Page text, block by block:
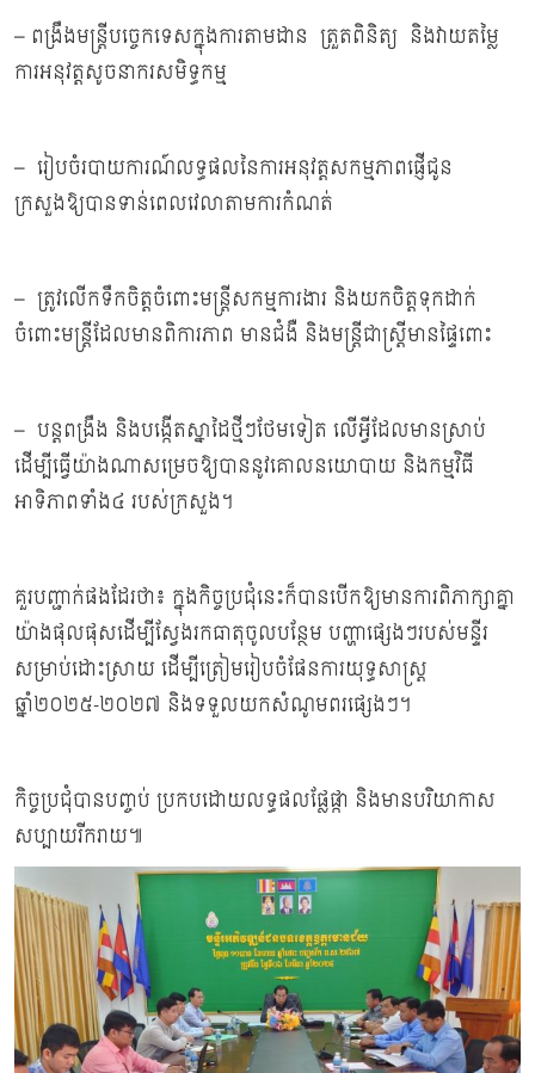
– ពង្រឹងមន្ត្រីបច្ចេកទេសក្នុងការតាមដាន ត្រួតពិនិត្យ និងវាយតម្លៃ
ការអនុវត្តសូចនាករសមិទ្ធកម្ម
– រៀបចំរបាយការណ៍លទ្ធផលនៃការអនុវត្តសកម្មភាពផ្ញើជូន
ក្រសួងឱ្យបានទាន់ពេលវេលាតាមការកំណត់
– ត្រូវលើកទឹកចិត្តចំពោះមន្ត្រីសកម្មការងារ និងយកចិត្តទុកដាក់
ចំពោះមន្រ្តីដែលមានពិការភាព មានជំងឺ និងមន្ត្រីជាស្ត្រីមានផ្ទៃពោះ
– បន្តពង្រឹង និងបង្កើតស្នាដៃថ្មីៗថែមទៀត លើអ្វីដែលមានស្រាប់
ដើម្បីធ្វើយ៉ាងណាសម្រេចឱ្យបាននូវគោលនយោបាយ និងកម្មវិធី
អាទិភាពទាំង៤ របស់ក្រសួង។
គួរបញ្ជាក់ផងដែរថា៖ ក្នុងកិច្ចប្រជុំនេះក៏បានបើកឱ្យមានការពិភាក្សាគ្នា
យ៉ាងផុលផុសដើម្បីស្វែងរកធាតុចូលបន្ថែម បញ្ហាផ្សេងៗរបស់មន្ទីរ
សម្រាប់ដោះស្រាយ ដើម្បីត្រៀមរៀបចំផែនការយុទ្ធសាស្ត្រ
ឆ្នាំ២០២៥-២០២៧ និងទទួលយកសំណូមពរផ្សេងៗ។
កិច្ចប្រជុំបានបញ្ចប់ ប្រកបដោយលទ្ធផលផ្លែផ្កា និងមានបរិយាកាស
សប្បាយរីករាយ៕